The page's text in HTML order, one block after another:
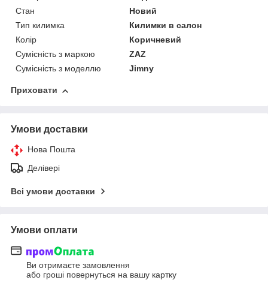
Стан
Новий
Тип килимка
Килимки в салон
Колір
Коричневий
Сумісність з маркою
ZAZ
Сумісність з моделлю
Jimny
Приховати
Умови доставки
Нова Пошта
Делівері
Всі умови доставки
Умови оплати
Ви отримаєте замовлення
або гроші повернуться на вашу картку